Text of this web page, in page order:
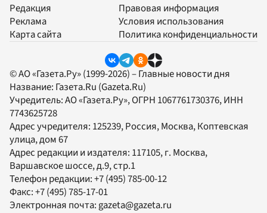
Редакция
Реклама
Карта сайта
Правовая информация
Условия использования
Политика конфиденциальности
© АО «Газета.Ру» (1999-2026) – Главные новости дня
Название: Газета.Ru (Gazeta.Ru)
Учредитель:АО «Газета.Ру», ОГРН 1067761730376, ИНН
7743625728
Адрес учредителя: 125239, Россия, Москва, Коптевская
улица, дом 67
Адрес редакции и издателя: 117105, г. Москва,
Варшавское шоссе, д.9, стр.1
Телефон редакции:+7 (495) 785-00-12
Факс:+7 (495) 785-17-01
Электронная почта: gazeta@gazeta.ru